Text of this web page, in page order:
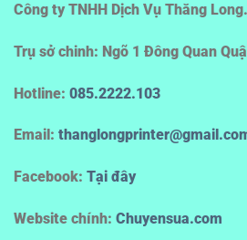
Công ty TNHH Dịch Vụ Thăng Long.
Trụ sở chinh: Ngõ 1 Đông Quan
Hotline: 085.2222.103
Email:
Facebook: Tại đây
Website chính: Chuyensua.com